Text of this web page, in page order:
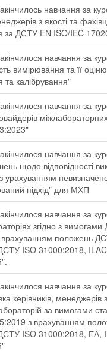
навчання за
з якості та
за ДСТУ EN ISO/IEC
навчання за
вимірювання та її
та калібрування"
навчання за
навчання за
щодо відповідності
урахуванням
підхід" для МХП
навчання за
згідно з
положень
ISO 31000:2018,
навчання за
керівників, менеджерів
за вимогами
з врахуванням
ISO 31000:2018, ЕА,